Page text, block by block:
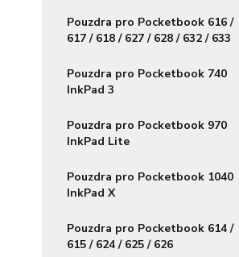
Pouzdra pro Pocketbook 616 /
617 / 618 / 627 / 628 / 632 / 633
Pouzdra pro Pocketbook 740
InkPad 3
Pouzdra pro Pocketbook 970
InkPad Lite
Pouzdra pro Pocketbook 1040
InkPad X
Pouzdra pro Pocketbook 614 /
615 / 624 / 625 / 626